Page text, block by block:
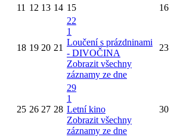
11 12 13 14 15 16
18 19 20 21
22
1
Loučení s prázdninami
- DIVOČINA
Zobrazit všechny
záznamy ze dne
23
25 26 27 28
29
1
Letní kino
Zobrazit všechny
záznamy ze dne
30